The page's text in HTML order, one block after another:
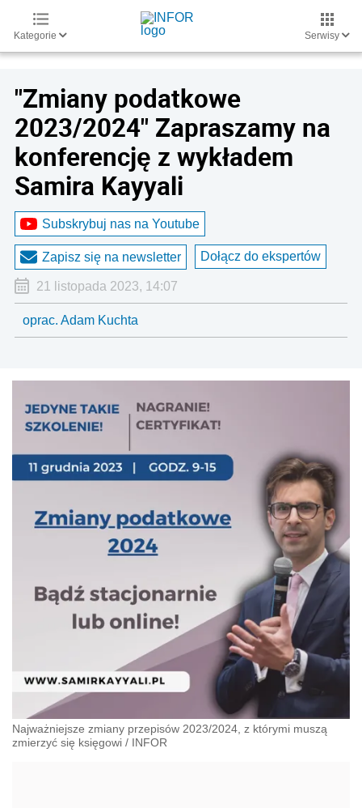
Kategorie Serwisy
"Zmiany podatkowe
2023/2024" Zapraszamy na
konferencję z wykładem
Samira Kayyali
Subskrybuj nas na Youtube
Zapisz się na newsletter Dołącz do ekspertów
21 listopada 2023, 14:07
oprac. Adam Kuchta
Najważniejsze zmiany przepisów 2023/2024, z którymi muszą
zmierzyć się księgowi / INFOR